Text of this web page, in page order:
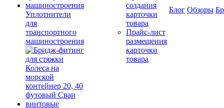
Уплотнители
для
транспортного
машиностроения
создания
карточки
товара
Прайс-лист
размещения
карточки
товара
Блог Обзоры